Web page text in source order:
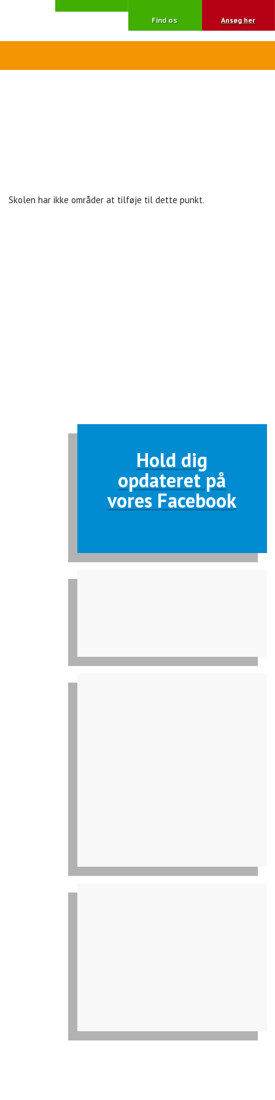
Find os ​Ansøg her​
Skolen har ikke områder at tilføje til dette punkt.
​​Hold dig
opdateret på
vores Facebook​